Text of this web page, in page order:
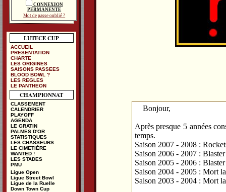
Bonjour,
Après presque 5 années
temps.
Saison 2007 - 2008 :
Saison 2006 - 2007 :
Saison 2005 - 2006 :
Saison 2004 - 2005 : Mort
Saison 2003 - 2004 : Mort
CONNEXION
PERMANENTE
Mot de passe oublié ?
LUTECE CUP
ACCUEIL
PRESENTATION
CHARTE
LES ORIGINES
SAISONS PASSEES
BLOOD BOWL ?
LES REGLES
LE PANTHEON
CHAMPIONNAT
CLASSEMENT
CALENDRIER
PLAYOFF
AGENDA
LE GRATIN
PALMES D'OR
STATISTIQUES
LES CHASSEURS
LE CIMETIÈRE
WANTED !
LES STADES
PMU
Ligue Open
Ligue Street Bowl
Ligue de la Ruelle
Down Town Cup